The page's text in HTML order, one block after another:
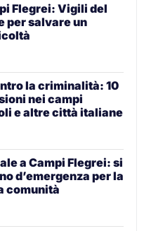
Flegrei: Vigili del
per salvare un
la criminalità: 10
nei campi
e altre città italiane
a Campi Flegrei: si
d’emergenza per la
comunità